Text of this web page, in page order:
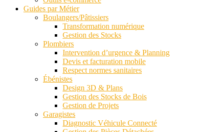
Guides par Métier
Boulangers/Pâtissiers
Transformation numérique
Gestion des Stocks
Plombiers
Intervention d’urgence & Planning
Devis et facturation mobile
Respect normes sanitaires
Ébénistes
Design 3D & Plans
Gestion des Stocks de Bois
Gestion de Projets
Garagistes
Diagnostic Véhicule Connecté